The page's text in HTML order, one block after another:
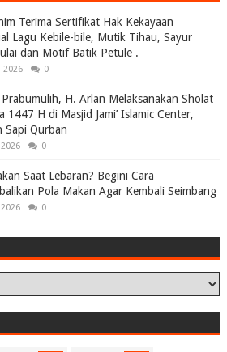
Terima Sertifikat Hak Kekayaan
Lagu Kebile-bile, Mutik Tihau, Sayur
dan Motif Batik Petule .
2026 0
H. Arlan Melaksanakan Sholat
1447 H di Masjid Jami’ Islamic Center,
Sapi Qurban
0
Saat Lebaran? Begini Cara
Pola Makan Agar Kembali Seimbang
0